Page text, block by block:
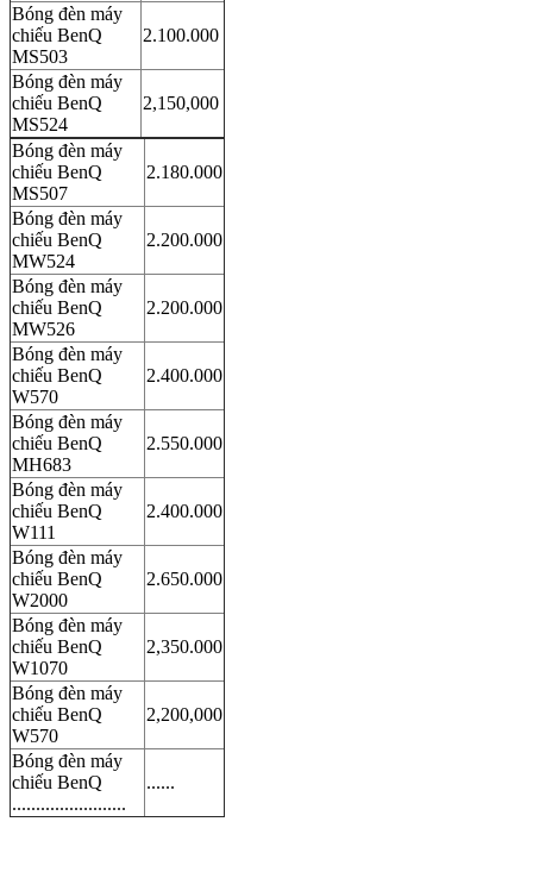
Bóng đèn máy
chiếu BenQ
MS503
2.100.000
Bóng đèn máy
chiếu BenQ
MS524
2,150,000
Bóng đèn máy
chiếu BenQ
MS507
2.180.000
Bóng đèn máy
chiếu BenQ
MW524
2.200.000
Bóng đèn máy
chiếu BenQ
MW526
2.200.000
Bóng đèn máy
chiếu BenQ
W570
2.400.000
Bóng đèn máy
chiếu BenQ
MH683
2.550.000
Bóng đèn máy
chiếu BenQ
W111
2.400.000
Bóng đèn máy
chiếu BenQ
W2000
2.650.000
Bóng đèn máy
chiếu BenQ
W1070
2,350.000
Bóng đèn máy
chiếu BenQ
W570
2,200,000
Bóng đèn máy
chiếu BenQ
........................
......